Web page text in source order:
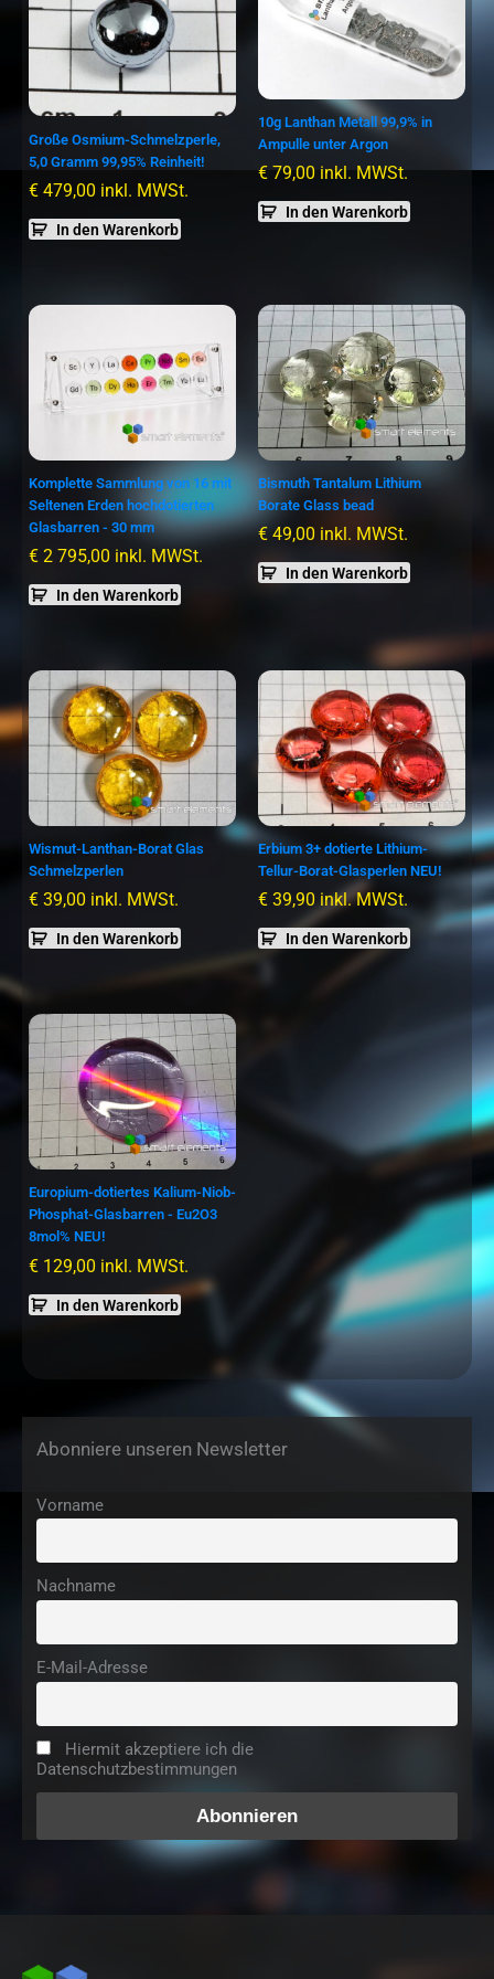
Große Osmium-Schmelzperle,
5,0 Gramm 99,95% Reinheit!
€ 479,00 inkl. MWSt.
In den Warenkorb
10g Lanthan Metall 99,9% in
Ampulle unter Argon
€ 79,00 inkl. MWSt.
In den Warenkorb
Komplette Sammlung von 16 mit
Seltenen Erden hochdotierten
Glasbarren - 30 mm
€ 2 795,00 inkl. MWSt.
In den Warenkorb
Bismuth Tantalum Lithium
Borate Glass bead
€ 49,00 inkl. MWSt.
In den Warenkorb
Wismut-Lanthan-Borat Glas
Schmelzperlen
€ 39,00 inkl. MWSt.
In den Warenkorb
Erbium 3+ dotierte Lithium-
Tellur-Borat-Glasperlen NEU!
€ 39,90 inkl. MWSt.
In den Warenkorb
Europium-dotiertes Kalium-Niob-
Phosphat-Glasbarren - Eu2O3
8mol% NEU!
€ 129,00 inkl. MWSt.
In den Warenkorb
Abonniere unseren Newsletter
Vorname
Nachname
E-Mail-Adresse
Hiermit akzeptiere ich die
Datenschutzbestimmungen